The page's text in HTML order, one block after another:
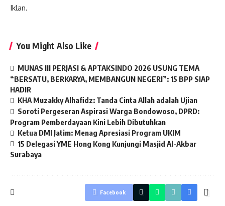
Iklan.
You Might Also Like
MUNAS III PERJASI & APTAKSINDO 2026 USUNG TEMA
“BERSATU, BERKARYA, MEMBANGUN NEGERI”: 15 BPP SIAP
HADIR
KHA Muzakky Alhafidz: Tanda Cinta Allah adalah Ujian
Soroti Pergeseran Aspirasi Warga Bondowoso, DPRD:
Program Pemberdayaan Kini Lebih Dibutuhkan
Ketua DMI Jatim: Menag Apresiasi Program UKIM
15 Delegasi YME Hong Kong Kunjungi Masjid Al-Akbar
Surabaya
Facebook